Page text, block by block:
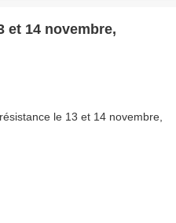
et 14 novembre,